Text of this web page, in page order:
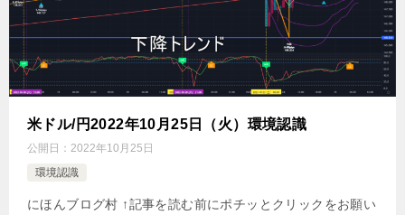
米ドル/円2022年10月25日（火）環境認識
公開日： 2022年10月25日
環境認識
にほんブログ村 ↑記事を読む前にポチッとクリックをお願い